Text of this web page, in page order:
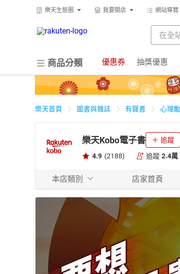
樂天生態圈 我要開店 網站導覽
商品分類 優惠券 抽獎優惠
樂天首頁 圖書與雜誌 有聲書 心理
樂天Kobo電子書 追蹤
4.9 (2188) 追蹤 2.4萬
本店類別 店家首頁